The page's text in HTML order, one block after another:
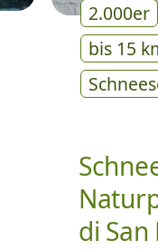
2.000er
bis 15
di